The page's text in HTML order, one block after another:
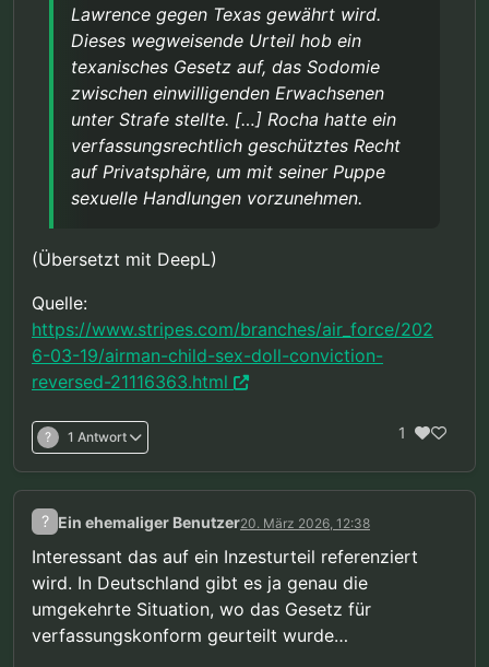
Lawrence gegen Texas gewährt wird.
Dieses wegweisende Urteil hob ein
texanisches Gesetz auf, das Sodomie
zwischen einwilligenden Erwachsenen
unter Strafe stellte. […] Rocha hatte ein
verfassungsrechtlich geschütztes Recht
auf Privatsphäre, um mit seiner Puppe
sexuelle Handlungen vorzunehmen.
(Übersetzt mit DeepL)
Quelle:
https://www.stripes.com/branches/air_force/202
6-03-19/airman-child-sex-doll-conviction-
reversed-21116363.html
? 1 Antwort 1
? Ein ehemaliger Benutzer20. März 2026, 12:38
Interessant das auf ein Inzesturteil referenziert
wird. In Deutschland gibt es ja genau die
umgekehrte Situation, wo das Gesetz für
verfassungskonform geurteilt wurde…